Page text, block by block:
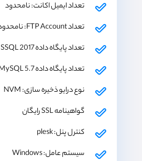
تعداد ایمیل اکانت: نامحدود
تعداد FTP Account: نامحدود
تعداد پایگاه داده MSSQL 2017: نامحدود
تعداد پایگاه داده MySQL 5.7: نامحدود
نوع درایو ذخیره سازی: NVM
گواهینامه SSL رایگان
کنترل پنل: plesk
سیستم عامل: Windows